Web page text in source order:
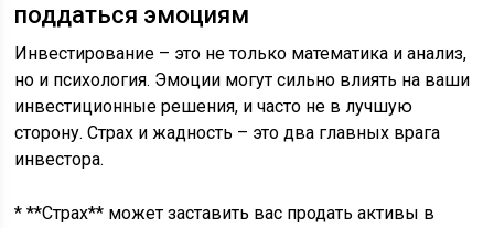
поддаться эмоциям
Инвестирование – это не только математика и анализ,
но и психология. Эмоции могут сильно влиять на ваши
инвестиционные решения, и часто не в лучшую
сторону. Страх и жадность – это два главных врага
инвестора.
* **Страх** может заставить вас продать активы в